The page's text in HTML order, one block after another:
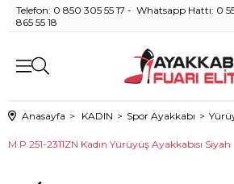
Telefon: 0 850 305 55 17 - Whatsapp Hattı: 0
865 55 18
Anasayfa KADIN Spor Ayakkabı
M.P 251-2311ZN Kadın Yürüyüş Ayakkabısı Siyah